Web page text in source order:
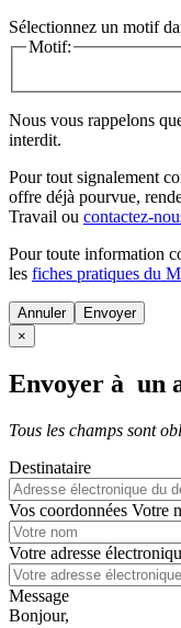
Sélectionnez un motif
Motif:
Nous vous rappelons
interdit.
Pour tout signalement
offre déjà pourvue,
Travail ou contactez-
Pour toute information
les fiches pratiques du
Annuler
×
Envoyer à un
Tous les champs sont
Destinataire
Vos coordonnées Votre
Votre adresse
Message
Bonjour,